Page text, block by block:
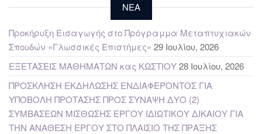
NEA
Προκήρυξη Εισαγωγής στο Πρόγραμμα Μεταπτυχιακών
Σπουδών «Γλωσσικές Επιστήμες» 29 Ιουλίου, 2026
ΕΞΕΤΑΣΕΙΣ ΜΑΘΗΜΑΤΩΝ κας ΚΩΣΤΙΟΥ28 Ιουλίου, 2026
ΠΡΟΣΚΛΗΣΗ ΕΚΔΗΛΩΣΗΣ ΕΝΔΙΑΦΕΡΟΝΤΟΣ ΓΙΑ
ΥΠΟΒΟΛΗ ΠΡΟΤΑΣΗΣ ΠΡΟΣ ΣΥΝΑΨΗ ΔΥΟ (2)
ΣΥΜΒΑΣΕΩΝ ΜΙΣΘΩΣΗΣ ΕΡΓΟΥ ΙΔΙΩΤΙΚΟΥ ΔΙΚΑΙΟΥ ΓΙΑ
ΤΗΝ ΑΝΑΘΕΣΗ ΕΡΓΟΥ ΣΤΟ ΠΛΑΙΣΙΟ ΤΗΣ ΠΡΑΞΗΣ